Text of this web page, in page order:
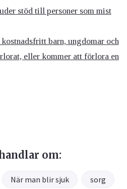
stöd till personer som mist
barn, ungdomar och
eller kommer att förlora en
om:
När man blir sjuk sorg